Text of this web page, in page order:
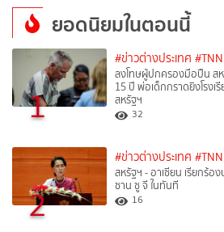
ยอดนิยมในตอนนี้
1
#ข่าวต่างประเทศ
ลงโทษผู้ปกครองมือปืน ส
15 ปี พ่อเด็กกราดยิงโรงเรี
สหรัฐฯ
32
2
#ข่าวต่างประเทศ
สหรัฐฯ - อาเซียน เรียกร้อ
ซาน ซู จี ในทันที
16